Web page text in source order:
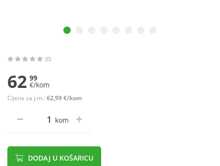
(0)
62 99
€/kom
Cijena za j.m.: 62,99 €/kom
kom
DODAJ U KOŠARICU